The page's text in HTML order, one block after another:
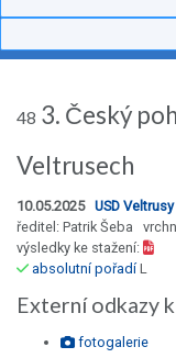
48 3. Český
Veltrusech
10.05.2025 USD Veltrusy
ředitel: Patrik Šeba
výsledky ke stažení:
absolutní pořadíL
Externí odkazy
fotogalerie